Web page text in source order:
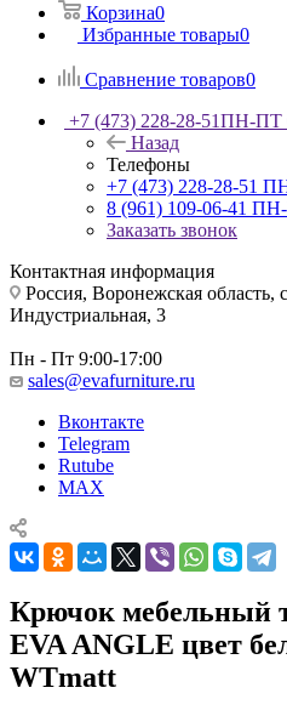
Корзина0
Избранные товары0
Сравнение товаров0
+7 (473) 228-28-51ПН-ПТ
Назад
Телефоны
+7 (473) 228-28-51
8 (961) 109-06-41 ПН-
Заказать звонок
Контактная информация
Россия, Воронежская область,
Индустриальная, 3
Пн - Пт 9:00-17:00
sales@evafurniture.ru
Вконтакте
Telegram
Rutube
MAX
Крючок мебельный
EVA ANGLE цвет
WTmatt